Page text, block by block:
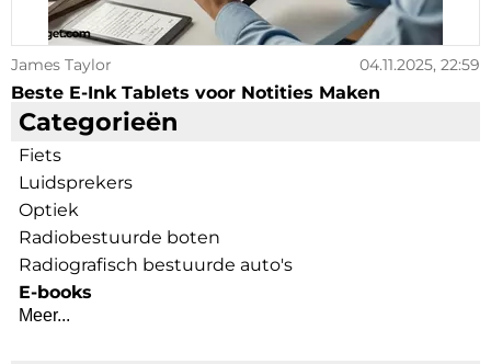
James Taylor 04.11.2025, 22:59
Beste E-Ink Tablets voor Notities Maken
Categorieën
Fiets
Luidsprekers
Optiek
Radiobestuurde boten
Radiografisch bestuurde auto's
E-books
Meer...